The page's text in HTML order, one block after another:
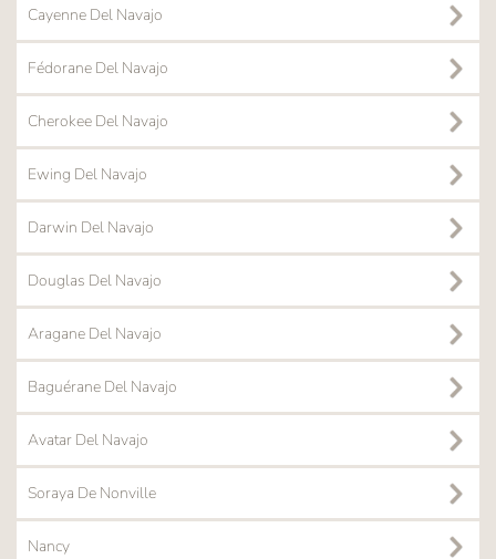
Cayenne Del Navajo
Fédorane Del Navajo
Cherokee Del Navajo
Ewing Del Navajo
Darwin Del Navajo
Douglas Del Navajo
Aragane Del Navajo
Baguérane Del Navajo
Avatar Del Navajo
Soraya De Nonville
Nancy